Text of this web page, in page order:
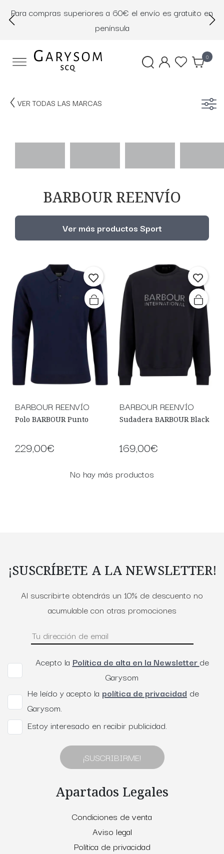
Para compras superiores a 60€ el envío es gratuito en
península
0
VER TODAS LAS MARCAS
BARBOUR REENVÍO
Ver más productos Sport
BARBOUR REENVÍO
Polo BARBOUR Punto
229,00€
BARBOUR REENVÍO
Sudadera BARBOUR Black
169,00€
No hay más productos
¡SUSCRÍBETE A LA NEWSLETTER!
Al suscribirte obtendrás un 10% de descuento no
acumulable con otras promociones
Acepto la Política de alta en la Newsletterde
Garysom
He leído y acepto la política de privacidad de
Garysom.
Estoy interesado en recibir publicidad.
¡SUSCRIBIRME!
Apartados Legales
Condiciones de venta
Aviso legal
Política de privacidad